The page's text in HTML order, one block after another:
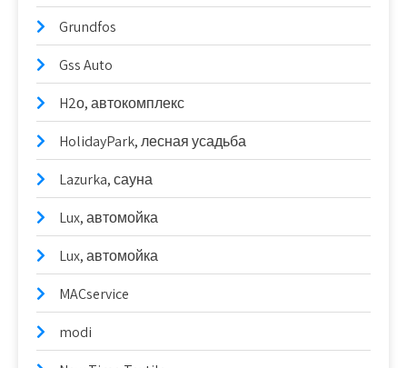
Grundfos
Gss Auto
H2о, автокомплекс
HolidayPark, лесная усадьба
Lazurka, сауна
Lux, автомойка
Lux, автомойка
MACservice
modi